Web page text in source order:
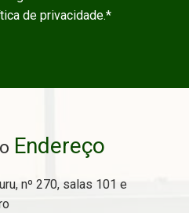
de privacidade.*
Endereço
nº 270, salas 101 e